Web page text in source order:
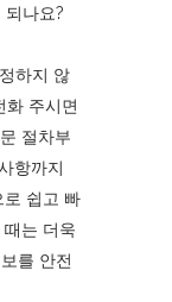
되나요?
하지 않
주시면
절차부
항까지
로 쉽고 빠
때는 더욱
를 안전